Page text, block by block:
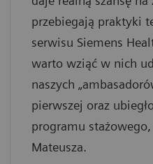
przebiegają praktyki
serwisu Siemens
warto wziąć w nich
naszych
pierwszej oraz
programu
Mateusza.